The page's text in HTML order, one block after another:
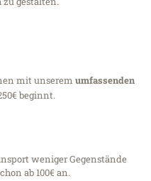
mit unserem umfassenden
beginnt.
weniger Gegenstände
ab 100€ an.